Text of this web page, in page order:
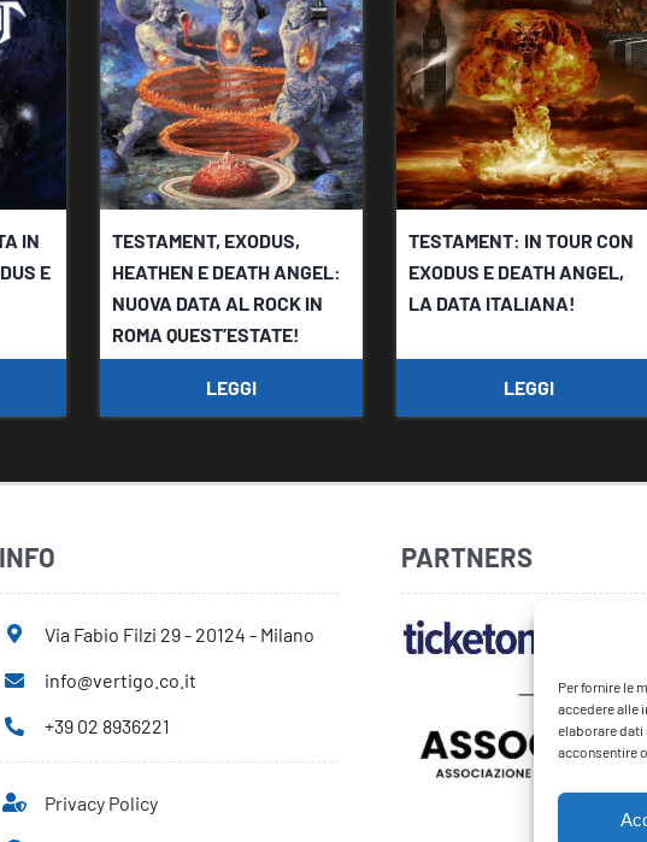
Per fornire le
accedere alle
elaborare dati
acconsentire
IN
E
TESTAMENT, EXODUS,
HEATHEN E DEATH ANGEL:
NUOVA DATA AL ROCK IN
ROMA QUEST’ESTATE!
LEGGI
TESTAMENT: IN TOUR CON
EXODUS E DEATH ANGEL,
LA DATA ITALIANA!
LEGGI
INFO
Via Fabio Filzi 29 - 20124 - Milano
info@vertigo.co.it
+39 02 8936221
Privacy Policy
PARTNERS